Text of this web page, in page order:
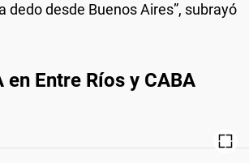
dedo desde Buenos Aires”, subrayó
en Entre Ríos y CABA